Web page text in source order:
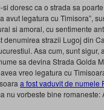
si doresc ca o strada sa
avut legatura cu Timisora”,
si amoral, cu sentimente
denumirea strazii Lugoj din
Asa cum, sunt
sa devina Strada Golda
vreo legatura cu
a fost vaduvit de numele
nu vorbeste bine romaneste: